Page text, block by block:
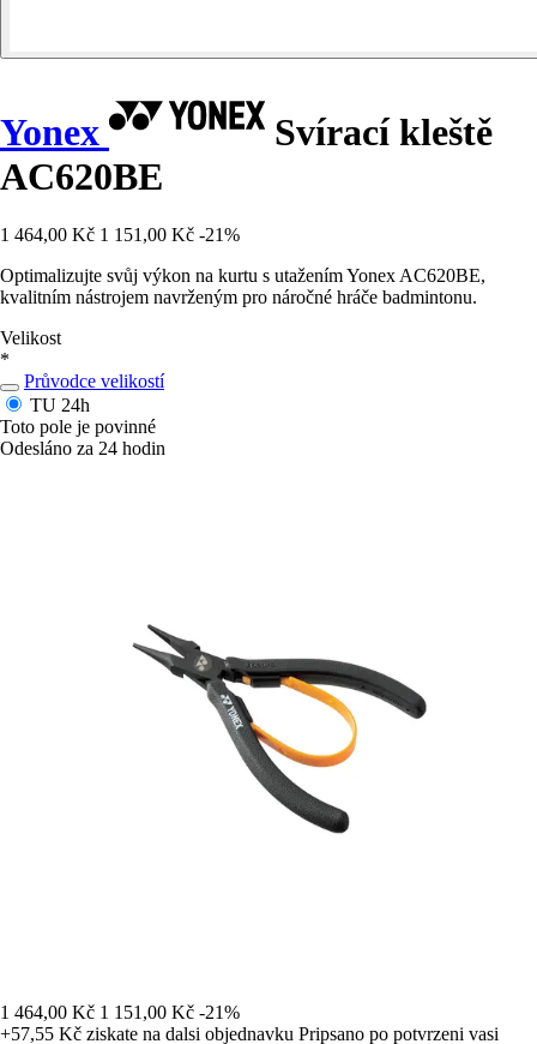
Yonex
Svírací kleště
AC620BE
1 464,00 Kč 1 151,00 Kč -21%
Optimalizujte svůj výkon na kurtu s utažením Yonex AC620BE,
kvalitním nástrojem navrženým pro náročné hráče badmintonu.
Velikost
*
Průvodce velikostí
TU 24h
Toto pole je povinné
Odesláno za 24 hodin
1 464,00 Kč 1 151,00 Kč -21%
+57,55 Kč ziskate na dalsi objednavku Pripsano po potvrzeni vasi